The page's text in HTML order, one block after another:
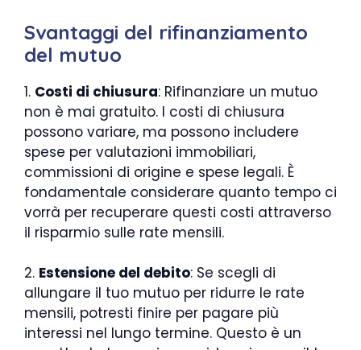
Svantaggi del rifinanziamento
del mutuo
1. Costi di chiusura: Rifinanziare un mutuo
non è mai gratuito. I costi di chiusura
possono variare, ma possono includere
spese per valutazioni immobiliari,
commissioni di origine e spese legali. È
fondamentale considerare quanto tempo ci
vorrà per recuperare questi costi attraverso
il risparmio sulle rate mensili.
2. Estensione del debito: Se scegli di
allungare il tuo mutuo per ridurre le rate
mensili, potresti finire per pagare più
interessi nel lungo termine. Questo è un